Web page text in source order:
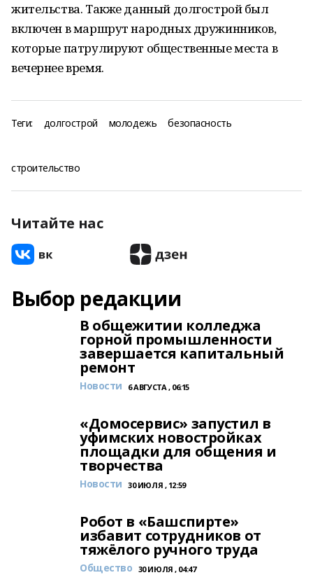
жительства. Также данный долгострой был
включен в маршрут народных дружинников,
которые патрулируют общественные места в
вечернее время.
Теги: долгострой молодежь безопасность
строительство
Читайте нас
Выбор редакции
В общежитии колледжа
горной промышленности
завершается капитальный
ремонт
Новости 6 АВГУСТА , 06:15
«Домосервис» запустил в
уфимских новостройках
площадки для общения и
творчества
Новости 30 ИЮЛЯ , 12:59
Робот в «Башспирте»
избавит сотрудников от
тяжёлого ручного труда
Общество 30 ИЮЛЯ , 04:47